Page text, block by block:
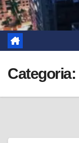
Categoria: